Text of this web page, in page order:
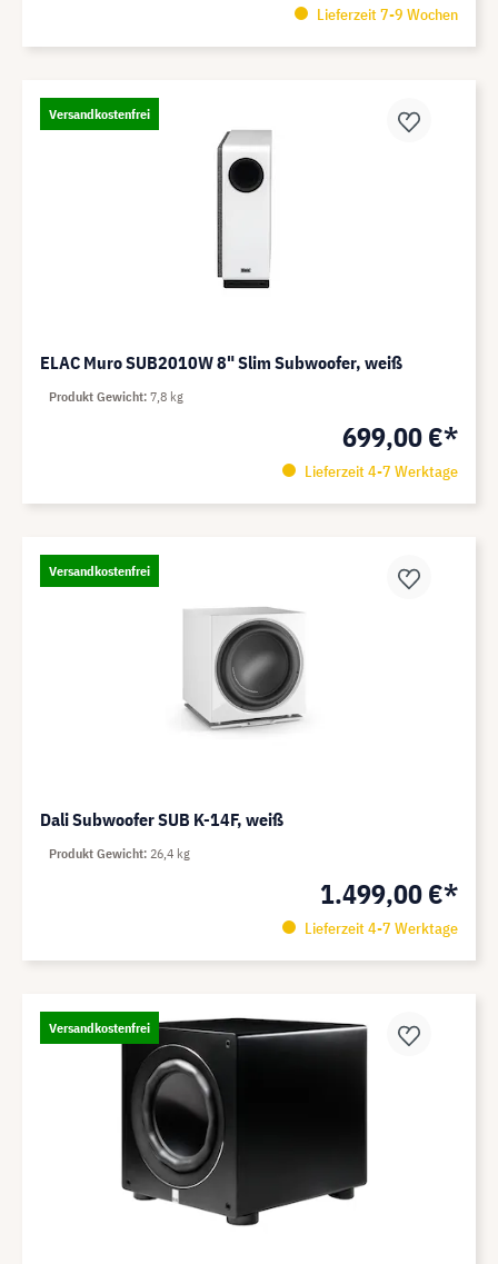
Lieferzeit 7-9 Wochen
Versandkostenfrei
ELAC Muro SUB2010W 8" Slim Subwoofer, weiß
699,00 €*
Lieferzeit 4-7 Werktage
Produkt Gewicht 7,8 kg
Versandkostenfrei
Dali Subwoofer SUB K-14F, weiß
1.499,00 €*
Lieferzeit 4-7 Werktage
Produkt Gewicht 26,4 kg
Versandkostenfrei